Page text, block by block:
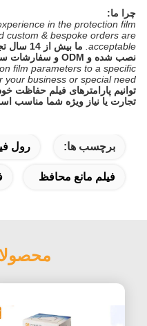
چرا ما:
in the protection film
custom & bespoke orders are
acceptable.
ما بیش از
نصب شده و ODM و سفارشات سفارشی و دزدگیر قابل قبول است.
film parameters to a specific
your business or special need.
توانیم پارامترهای فیلم حفاظت
تجارت یا نیاز ویژه شما مناسب
برچسب ها: رول
فیلم مانع محافظ